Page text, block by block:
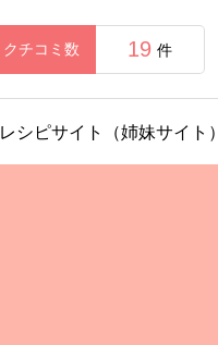
クチコミ数 19 件
レシピサイト（姉妹サイト）